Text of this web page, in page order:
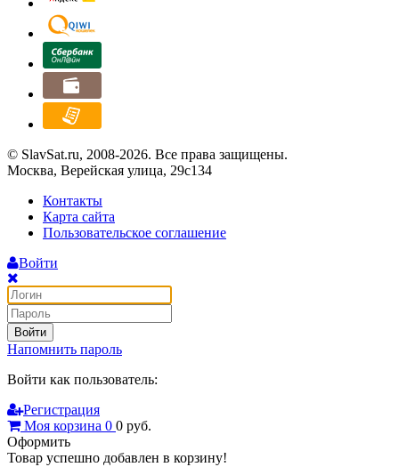
© SlavSat.ru, 2008-2026. Все права защищены.
Москва, Верейская улица, 29с134
Контакты
Карта сайта
Пользовательское соглашение
Войти
Войти
Напомнить пароль
Войти как пользователь:
Регистрация
Моя корзина 0 0 руб.
Оформить
Товар успешно добавлен в корзину!